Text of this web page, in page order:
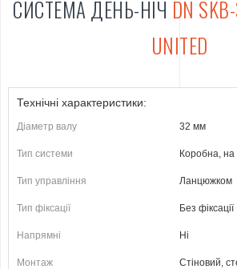
СИСТЕМА ДЕНЬ-НІЧ DN
UNITED
Технічні характеристики:
Діаметр валу 32 мм
Тип системи Коробна, на
Тип управління Ланцюжком
Тип фіксації Без фіксації
Напрямні Ні
Монтаж Стіновий,